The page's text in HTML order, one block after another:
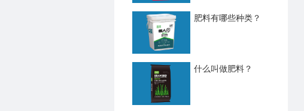
肥料有哪些种类？
什么叫做肥料？